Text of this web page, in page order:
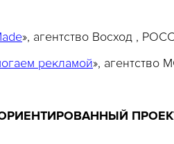
», агентство Восход ,
рекламой», агентство